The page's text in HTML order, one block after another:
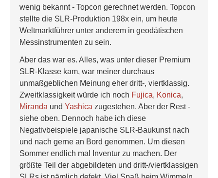
wenig bekannt - Topcon gerechnet werden. Topcon
stellte die SLR-Produktion 198x ein, um heute
Weltmarktführer unter anderem in geodätischen
Messinstrumenten zu sein.
Aber das war es. Alles, was unter dieser Premium
SLR-Klasse kam, war meiner durchaus
unmaßgeblichen Meinung eher dritt-, viertklassig.
Zweitklassigkeit würde ich noch Fujica, Konica,
Miranda und Yashica zugestehen. Aber der Rest -
siehe oben. Dennoch habe ich diese
Negativbeispiele japanische SLR-Baukunst nach
und nach gerne an Bord genommen. Um diesen
Sommer endlich mal Inventur zu machen. Der
größte Teil der abgebildeten und dritt-/viertklassigen